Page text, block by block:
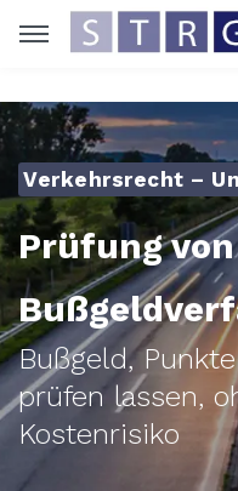
Verkehrsrecht –
Prüfung von
Bußgeld,
prüfen lassen,
Kostenrisiko